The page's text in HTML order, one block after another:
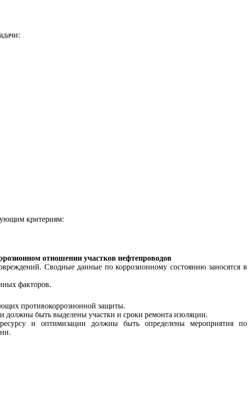
критериям:
отношении участков нефтепроводов
Сводные данные по коррозионному состоянию заносятся в
факторов.
противокоррозионной защиты.
должны быть выделены участки и сроки ремонта изоляции.
и оптимизации должны быть определены мероприятия по